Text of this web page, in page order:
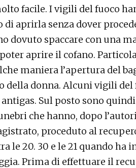
facile. I vigili del fuoco
aprirla senza dover
dovuto spaccare con una
aprire il cofano.
maniera l’apertura del
della donna. Alcuni vigili del
Sul posto sono
che hanno, dopo
proceduto al
le 20. 30 e le 21 quando ha
Prima di effettuare il